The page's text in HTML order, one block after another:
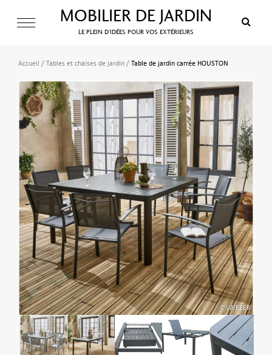
MOBILIER DE JARDIN
LE PLEIN D’IDÉES POUR VOS EXTÉRIEURS
Accueil / Tables et chaises de jardin/ Table de jardin carrée HOUSTON
©SWEEEK